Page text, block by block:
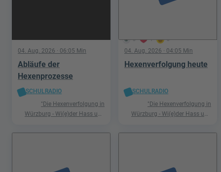
04. Aug. 2026 · 06:05 Min
Abläufe der
Hexenprozesse
SCHULRADIO
"Die Hexenverfolgung in
Würzburg - Wi(e)der Hass und
5 1 0
04. Aug. 2026 · 04:05 Min
Hexenverfolgung heute
SCHULRADIO
"Die Hexenverfolgung in
Würzburg - Wi(e)der Hass und